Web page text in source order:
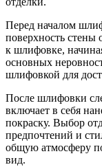
Перед началом
поверхность стены
к шлифовке,
основных
шлифовкой для
После шлифовки
включает в себя
покраску. Выбор
предпочтений и
общую атмосферу
вид.